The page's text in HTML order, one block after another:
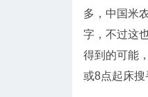
多，中国米
字，不过这
得到的可能
或8点起床搜